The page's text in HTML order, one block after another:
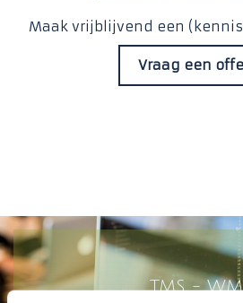
Maak vrijblijvend een
Vraag een
TMS -